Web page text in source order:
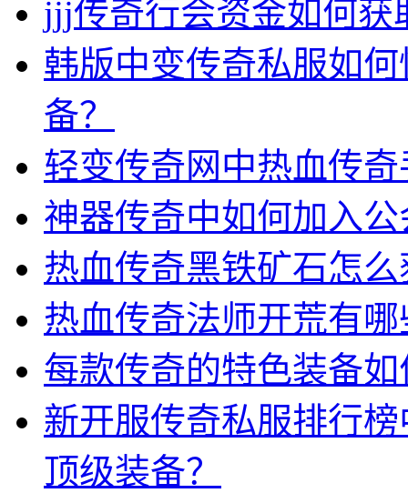
jjj传奇行会资金如何获
韩版中变传奇私服如
备？
轻变传奇网中热血传
神器传奇中如何加入公
热血传奇黑铁矿石怎
热血传奇法师开荒有
每款传奇的特色装备
新开服传奇私服排行
顶级装备？